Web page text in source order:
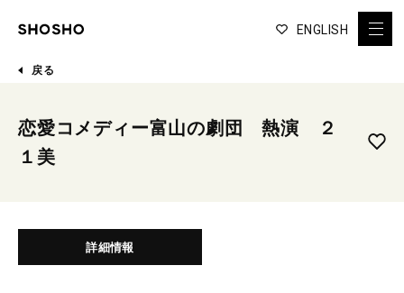
ENGLISH
戻る
恋愛コメディー富山の劇団 熱演 ２
１美
詳細情報